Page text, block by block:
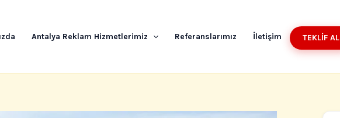
Antalya Reklam Hizmetlerimiz Referanslarımız İletişim TEKLIF AL